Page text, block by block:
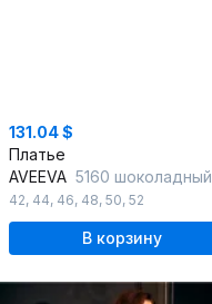
131.04 $
Платье
AVEEVA 5160 шоколадный
42, 44, 46, 48, 50, 52
В корзину